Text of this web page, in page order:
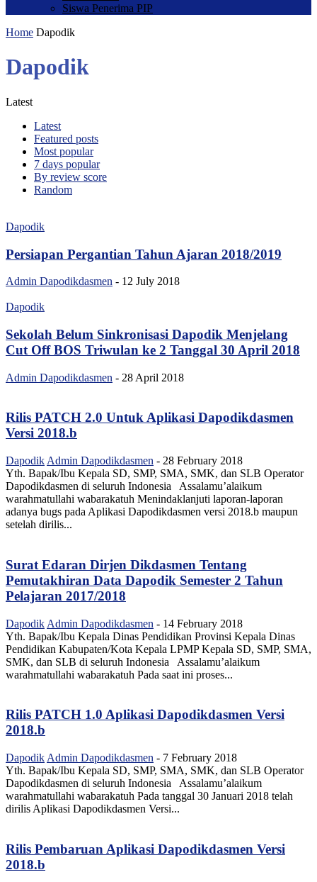
Siswa Penerima PIP
Home Dapodik
Dapodik
Latest
Latest
Featured posts
Most popular
7 days popular
By review score
Random
Dapodik
Persiapan Pergantian Tahun Ajaran 2018/2019
Admin Dapodikdasmen - 12 July 2018
Dapodik
Sekolah Belum Sinkronisasi Dapodik Menjelang
Cut Off BOS Triwulan ke 2 Tanggal 30 April 2018
Admin Dapodikdasmen - 28 April 2018
Rilis PATCH 2.0 Untuk Aplikasi Dapodikdasmen
Versi 2018.b
Dapodik Admin Dapodikdasmen - 28 February 2018
Yth. Bapak/Ibu Kepala SD, SMP, SMA, SMK, dan SLB Operator
Dapodikdasmen di seluruh Indonesia Assalamu’alaikum
warahmatullahi wabarakatuh Menindaklanjuti laporan-laporan
adanya bugs pada Aplikasi Dapodikdasmen versi 2018.b maupun
setelah dirilis...
Surat Edaran Dirjen Dikdasmen Tentang
Pemutakhiran Data Dapodik Semester 2 Tahun
Pelajaran 2017/2018
Dapodik Admin Dapodikdasmen - 14 February 2018
Yth. Bapak/Ibu Kepala Dinas Pendidikan Provinsi Kepala Dinas
Pendidikan Kabupaten/Kota Kepala LPMP Kepala SD, SMP, SMA,
SMK, dan SLB di seluruh Indonesia Assalamu’alaikum
warahmatullahi wabarakatuh Pada saat ini proses...
Rilis PATCH 1.0 Aplikasi Dapodikdasmen Versi
2018.b
Dapodik Admin Dapodikdasmen - 7 February 2018
Yth. Bapak/Ibu Kepala SD, SMP, SMA, SMK, dan SLB Operator
Dapodikdasmen di seluruh Indonesia Assalamu’alaikum
warahmatullahi wabarakatuh Pada tanggal 30 Januari 2018 telah
dirilis Aplikasi Dapodikdasmen Versi...
Rilis Pembaruan Aplikasi Dapodikdasmen Versi
2018.b